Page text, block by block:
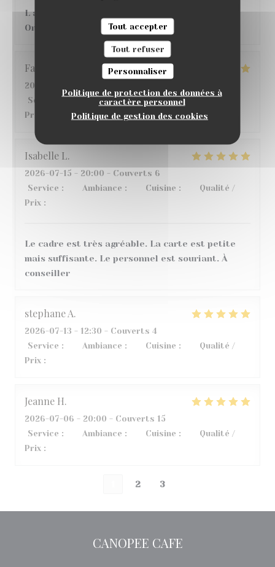
Tout accepter
Tout refuser
Personnaliser
Politique de protection des données à
caractère personnel
Politique de gestion des cookies
L accueil, l endroit C etait une 1ere pour nous !!
On y reviendra avec grand plaisir !!
Fatima
2026-07-17
Service
Ambiance: 5/5 Cuisine: 5
Prix
Isabelle L
2026-07-15 - 20:00 - Couverts 6
Service : Ambiance : Cuisine :
Qualité /
Prix :
Le cadre est très agréable. La carte est petite
mais suffisante. Le personnel est souriant. À
conseiller
stephaneA
2026-07-13 - 12:30 - Couverts 4
Service : Ambiance : Cuisine :
Qualité /
Prix :
Jeanne H
2026-07-06 - 20:00 - Couverts 15
Service : Ambiance : Cuisine :
Qualité /
Prix :
2 3
CANOPEE CAFE